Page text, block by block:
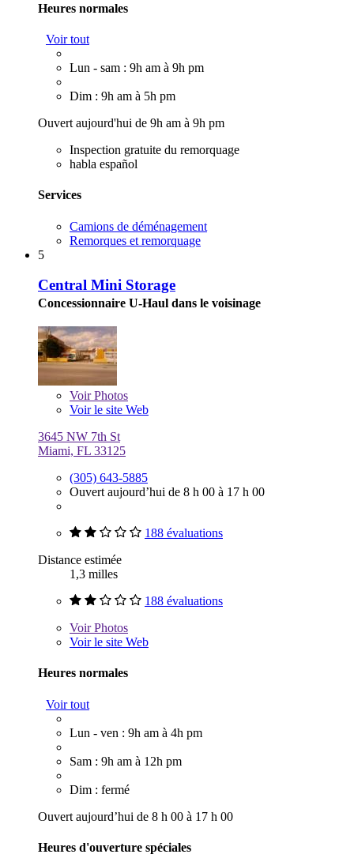
Heures normales
Voir tout
Lun - sam : 9h am à 9h pm
Dim : 9h am à 5h pm
Ouvert aujourd'hui de 9h am à 9h pm
Inspection gratuite du remorquage
habla español
Services
Camions de déménagement
Remorques et remorquage
5
Central Mini Storage
Concessionnaire U-Haul dans le voisinage
VoirPhotos
Voir le site Web
3645 NW 7th St
Miami, FL 33125
(305) 643-5885
Ouvert aujourd’hui de 8 h 00 à 17 h 00
188 évaluations
Distance estimée
1,3 milles
188 évaluations
VoirPhotos
Voir le site Web
Heures normales
Voir tout
Lun - ven : 9h am à 4h pm
Sam : 9h am à 12h pm
Dim : fermé
Ouvert aujourd’hui de 8 h 00 à 17 h 00
Heures d'ouverture spéciales